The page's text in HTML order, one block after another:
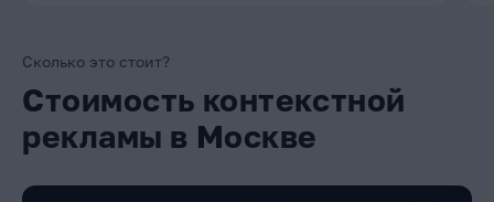
Сколько это стоит?
Стоимость контекстной
рекламы в Москве